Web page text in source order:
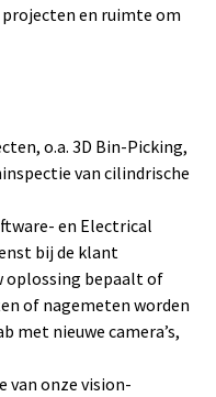
en ruimte om
o.a. 3D Bin-Picking,
van cilindrische
en Electrical
bij de klant
oplossing bepaalt of
of nagemeten worden
met nieuwe camera’s,
van onze vision-